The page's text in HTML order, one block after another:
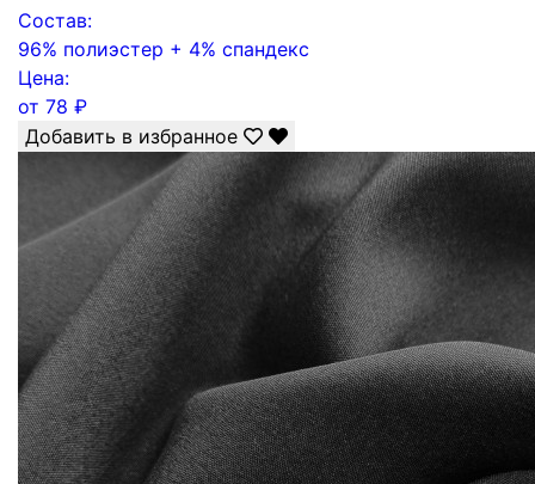
Состав:
96% полиэстер + 4% спандекс
Цена:
от 78 ₽
Добавить в избранное